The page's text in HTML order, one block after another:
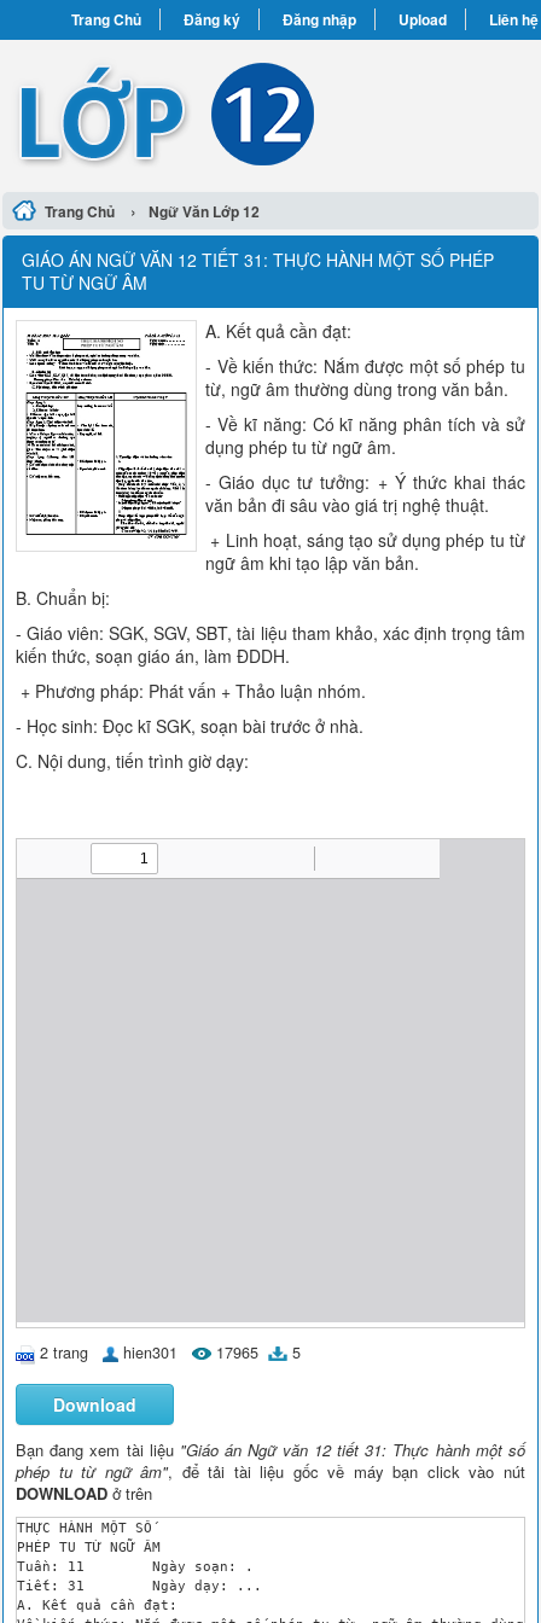
Trang Chủ Đăng ký Đăng nhập Upload Liên hệ
Trang Chủ › Ngữ Văn Lớp 12
GIÁO ÁN NGỮ VĂN 12 TIẾT 31: THỰC HÀNH MỘT SỐ PHÉP
TU TỪ NGỮ ÂM
A. Kết quả cần đạt:
- Về kiến thức: Nắm được một số phép tu
từ, ngữ âm thường dùng trong văn bản.
- Về kĩ năng: Có kĩ năng phân tích và sử
dụng phép tu từ ngữ âm.
- Giáo dục tư tưởng: + Ý thức khai thác
văn bản đi sâu vào giá trị nghệ thuật.
+ Linh hoạt, sáng tạo sử dụng phép tu từ
ngữ âm khi tạo lập văn bản.
B. Chuẩn bị:
- Giáo viên: SGK, SGV, SBT, tài liệu tham khảo, xác định trọng tâm
kiến thức, soạn giáo án, làm ĐDDH.
+ Phương pháp: Phát vấn + Thảo luận nhóm.
- Học sinh: Đọc kĩ SGK, soạn bài trước ở nhà.
C. Nội dung, tiến trình giờ dạy:
2 trang hien301 17965 5
Download
Bạn đang xem tài liệu "Giáo án Ngữ văn 12 tiết 31: Thực hành một số
phép tu từ ngữ âm", để tải tài liệu gốc về máy bạn click vào nút
DOWNLOAD ở trên
THỰC HÀNH MỘT SỐ
PHÉP TU TỪ NGỮ ÂM
Tuần: 11	Ngày soạn: .
Tiết: 31	Ngày dạy: ...
A. Kết quả cần đạt: